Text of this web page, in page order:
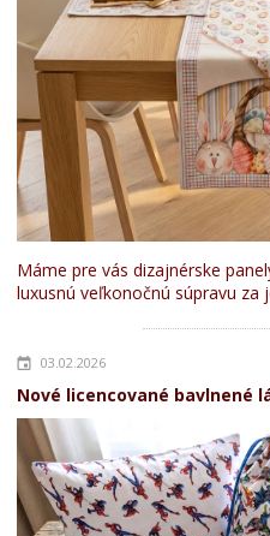
Máme pre vás dizajnérske
luxusnú veľkonočnú súpravu za
03.02.2026
Nové licencované bavlnené